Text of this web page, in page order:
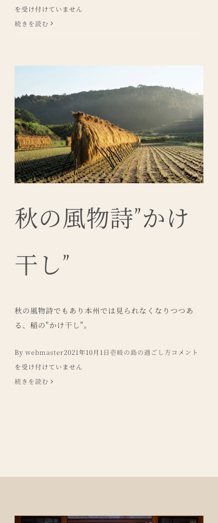
を受け付けていません
続きを読む
秋の風物詩”かけ
干し”
秋の風物詩でもあり本州では見られなくなりつつあ
る、稲の"かけ干し"。
By webmaster2021年10月1日 壱岐の島の過ごし方秋
コメント
を受け付けていません
続きを読む